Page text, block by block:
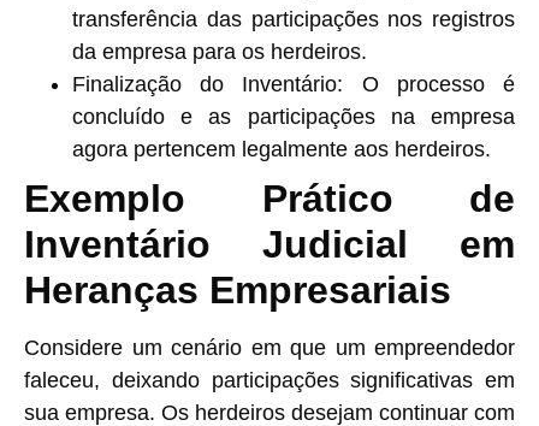
transferência das participações nos registros
da empresa para os herdeiros.
Finalização do Inventário: O processo é
concluído e as participações na empresa
agora pertencem legalmente aos herdeiros.
Exemplo Prático de
Inventário Judicial em
Heranças Empresariais
Considere um cenário em que um empreendedor
faleceu, deixando participações significativas em
sua empresa. Os herdeiros desejam continuar com